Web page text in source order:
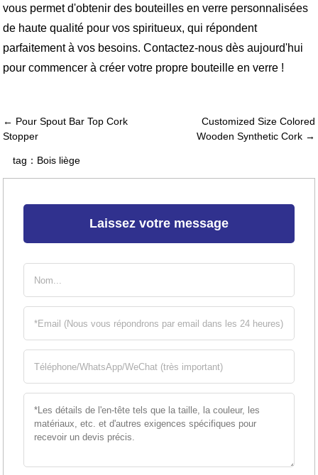
vous permet d'obtenir des bouteilles en verre personnalisées
de haute qualité pour vos spiritueux, qui répondent
parfaitement à vos besoins. Contactez-nous dès aujourd'hui
pour commencer à créer votre propre bouteille en verre !
← Pour Spout Bar Top Cork
Stopper
Customized Size Colored
Wooden Synthetic Cork →
tag： Bois liège
Laissez votre message